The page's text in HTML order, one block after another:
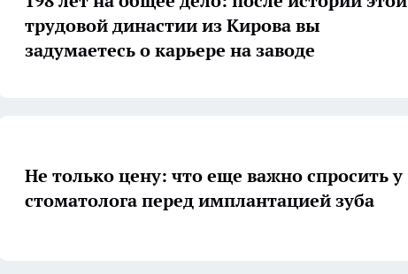
трудовой династии из Кирова вы
задумаетесь о карьере на заводе
Не только цену: что еще важно спросить у
стоматолога перед имплантацией зуба